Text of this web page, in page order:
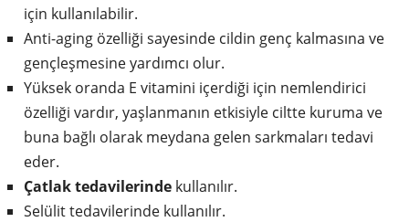
için kullanılabilir.
Anti-aging özelliği sayesinde cildin genç kalmasına ve
gençleşmesine yardımcı olur.
Yüksek oranda E vitamini içerdiği için nemlendirici
özelliği vardır, yaşlanmanın etkisiyle ciltte kuruma ve
buna bağlı olarak meydana gelen sarkmaları tedavi
eder.
Çatlak tedavilerinde kullanılır.
Selülit tedavilerinde kullanılır.